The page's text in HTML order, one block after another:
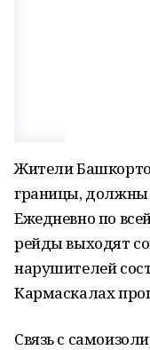
Жители
границы, должны
Ежедневно по
рейды выходят
нарушителей
Кармаскалах
Связь с